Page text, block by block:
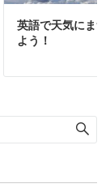
英語で天気にま
よう！